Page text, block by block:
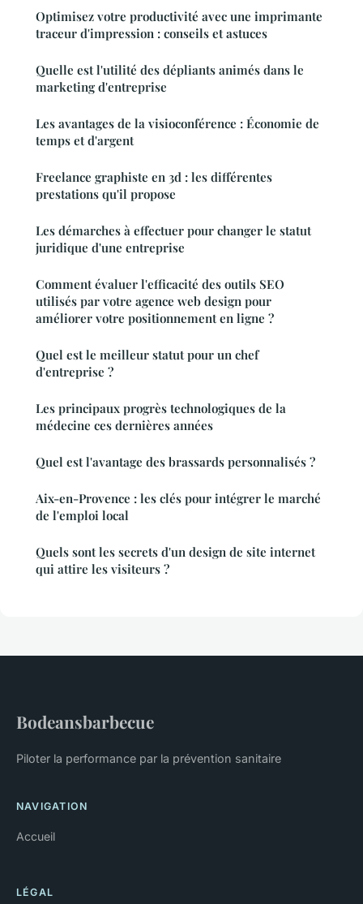
Optimisez votre productivité avec une imprimante
traceur d'impression : conseils et astuces
Quelle est l'utilité des dépliants animés dans le
marketing d'entreprise
Les avantages de la visioconférence : Économie de
temps et d'argent
Freelance graphiste en 3d : les différentes
prestations qu'il propose
Les démarches à effectuer pour changer le statut
juridique d'une entreprise
Comment évaluer l'efficacité des outils SEO
utilisés par votre agence web design pour
améliorer votre positionnement en ligne ?
Quel est le meilleur statut pour un chef
d'entreprise ?
Les principaux progrès technologiques de la
médecine ces dernières années
Quel est l'avantage des brassards personnalisés ?
Aix-en-Provence : les clés pour intégrer le marché
de l'emploi local
Quels sont les secrets d'un design de site internet
qui attire les visiteurs ?
Bodeansbarbecue
Piloter la performance par la prévention sanitaire
NAVIGATION
Accueil
LÉGAL